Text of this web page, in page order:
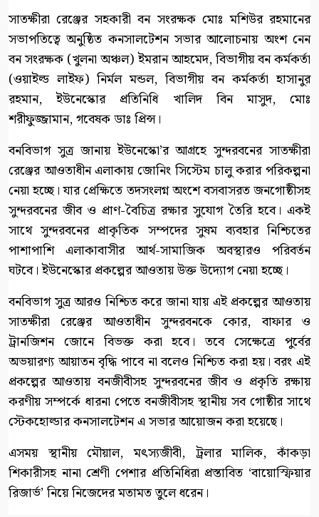
সাতক্ষীরা রেঞ্জের সহকারী বন সংরক্ষক মোঃ মশিউর রহমানের
সভাপতিত্বে অনুষ্ঠিত কনসালটেশন সভার আলোচনায় অংশ নেন
বন সংরক্ষক (খুলনা অঞ্চল) ইমরান আহমেদ, বিভাগীয় বন কর্মকর্তা
(ওয়াইল্ড লাইফ) নির্মল মন্ডল, বিভাগীয় বন কর্মকর্তা হাসানুর
রহমান, ইউনেস্কোর প্রতিনিধি খালিদ বিন মাসুদ, মোঃ
শরীফুজ্জামান, গবেষক ডাঃ প্রিন্স।
বনবিভাগ সুত্র জানায় ইউনেস্কো’র আগ্রহে সুন্দরবনের সাতক্ষীরা
রেঞ্জের আওতাধীন এলাকায় জোনিং সিস্টেম চালু করার পরিকল্পনা
নেয়া হচ্ছে। যার প্রেক্ষিতে তদসংলগ্ন অংশে বসবাসরত জনগোষ্ঠীসহ
সুন্দরবনের জীব ও প্রাণ-বৈচিত্র রক্ষার সুযোগ তৈরি হবে। একই
সাথে সুন্দরবনের প্রাকৃতিক সম্পদের সুষম ব্যবহার নিশ্চিতের
পাশাপাশি এলাকাবাসীর আর্থ-সামাজিক অবস্থারও পরিবর্তন
ঘটবে। ইউনেস্কোর প্রকল্পের আওতায় উক্ত উদ্যোগ নেয়া হচ্ছে।
বনবিভাগ সুত্র আরও নিশ্চিত করে জানা যায় এই প্রকল্পের আওতায়
সাতক্ষীরা রেঞ্জের আওতাধীন সুন্দরবনকে কোর, বাফার ও
ট্রানজিশন জোনে বিভক্ত করা হবে। তবে সেক্ষেত্রে পুর্বের
অভয়ারণ্য আয়াতন বৃদ্ধি পাবে না বলেও নিশ্চিত করা হয়। বরং এই
প্রকল্পের আওতায় বনজীবীসহ সুন্দরবনের জীব ও প্রকৃতি রক্ষায়
করণীয় সম্পর্কে ধারনা পেতে বনজীবীসহ স্থানীয় সব গোষ্ঠীর সাথে
স্টেকহোল্ডার কনসালটেশন এ সভার আয়োজন করা হয়েছে।
এসময় স্থানীয় মৌয়াল, মৎস্যজীবী, ট্রলার মালিক, কাঁকড়া
শিকারীসহ নানা শ্রেণী পেশার প্রতিনিধিরা প্রস্তাবিত ‘বায়োস্ফিয়ার
রিজার্ভ’ নিয়ে নিজেদের মতামত তুলে ধরেন।